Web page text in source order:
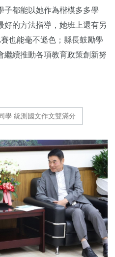
子都能以她作為楷模多多學
好的方法指導，她班上還有另
也能毫不遜色；縣長鼓勵學
繼續推動各項教育政策創新努
學 統測國文作文雙滿分